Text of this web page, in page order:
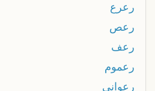
رعرع
رعص
رعف
رعموم
رعواني